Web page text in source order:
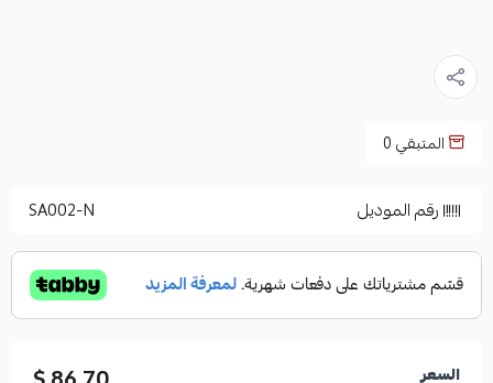
المتبقي0
رقم الموديل SA002-N
السعر